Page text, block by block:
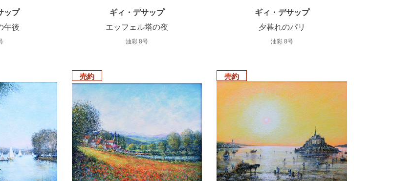
ップ
午後
ギィ・デサップ
エッフェル塔の夜
油彩 8号
ギィ・デサップ
夕暮れのパリ
油彩 8号
売約 売約